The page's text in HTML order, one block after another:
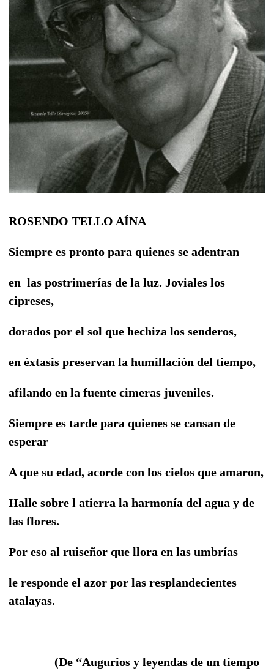
ROSENDO TELLO AÍNA
Siempre es pronto para quienes se adentran
en las postrimerías de la luz. Joviales los
cipreses,
dorados por el sol que hechiza los senderos,
en éxtasis preservan la humillación del tiempo,
afilando en la fuente cimeras juveniles.
Siempre es tarde para quienes se cansan de
esperar
A que su edad, acorde con los cielos que amaron,
Halle sobre l atierra la harmonía del agua y de
las flores.
Por eso al ruiseñor que llora en las umbrías
le responde el azor por las resplandecientes
atalayas.
(De “Augurios y leyendas de un tiempo